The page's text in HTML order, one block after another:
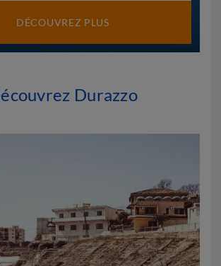
DÉCOUVREZ PLUS
Durazzo